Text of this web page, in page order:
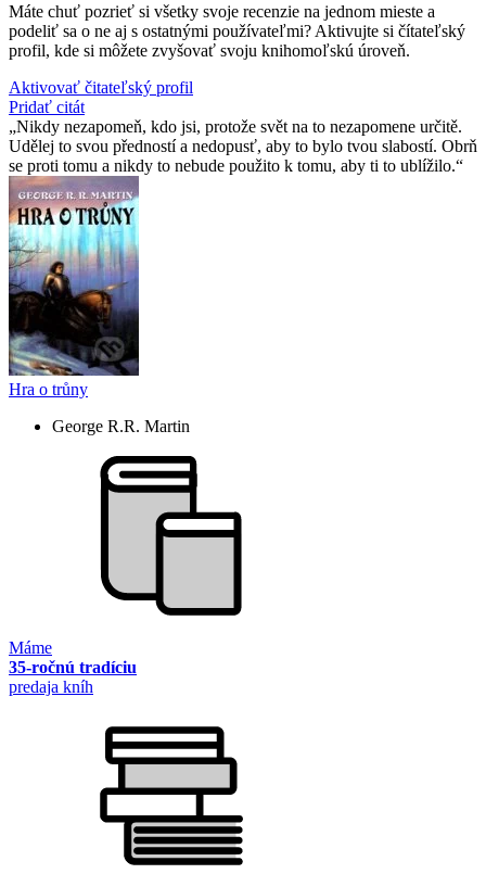
Máte chuť pozrieť si všetky svoje recenzie na jednom mieste a
podeliť sa o ne aj s ostatnými používateľmi? Aktivujte si čítateľský
profil, kde si môžete zvyšovať svoju knihomoľskú úroveň.
Aktivovať čitateľský profil
Pridať citát
Nikdy nezapomeň, kdo jsi, protože svět na to nezapomene určitě.
Udělej to svou předností a nedopusť, aby to bylo tvou slabostí. Obrň
se proti tomu a nikdy to nebude použito k tomu, aby ti to ublížilo.
Hra o trůny
George R.R. Martin
Máme
35-ročnú tradíciu
predaja kníh